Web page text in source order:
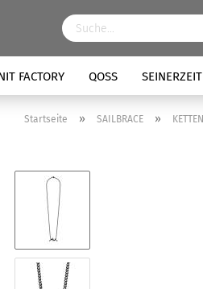
FACTORY QOSS SEINERZEIT
Startseite » SAILBRACE » KETTEN